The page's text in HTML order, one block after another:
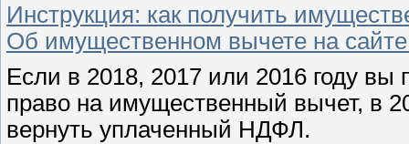
Инструкция: как получить
Об имущественном вычете на
Если в 2018, 2017 или 2016 году
право на имущественный вычет, в
вернуть уплаченный НДФЛ.